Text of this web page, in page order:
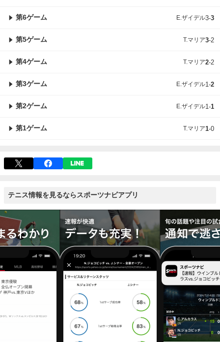
第6ゲーム E.ザイデル3-3
第5ゲーム T.マリア3-2
第4ゲーム T.マリア2-2
第3ゲーム E.ザイデル1-2
第2ゲーム E.ザイデル1-1
第1ゲーム T.マリア1-0
テニス情報を見るならスポーツナビアプリ